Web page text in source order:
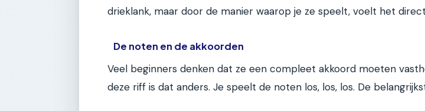
drieklank, maar door de manier waarop je ze speelt, voelt het
De noten en de akkoorden
Veel beginners denken dat ze een compleet akkoord moeten
deze riff is dat anders. Je speelt de noten los, los, los. De